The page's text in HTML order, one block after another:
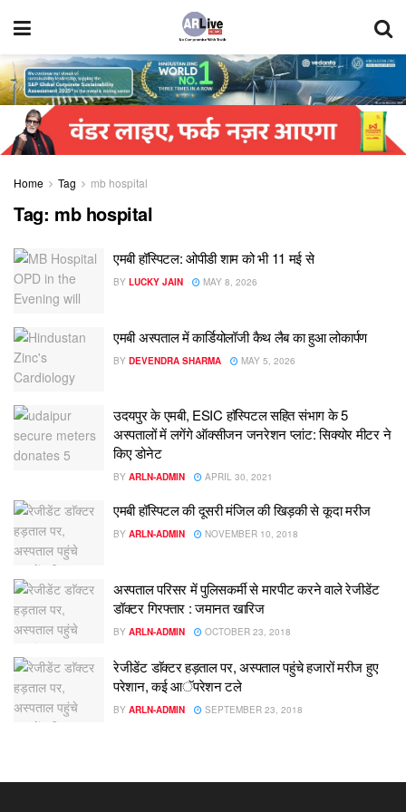
Home Tag mb hospital
Tag: mb hospital
एमबी हॉस्पिटल: ओपीडी शाम को भी 11 मई से
BY LUCKY JAIN MAY 8, 2026
एमबी अस्पताल में कार्डियोलॉजी कैथ लैब का हुआ लोकार्पण
BY DEVENDRA SHARMA MAY 5, 2026
उदयपुर के एमबी, ESIC हाॅस्पिटल सहित संभाग के 5
अस्पतालों में लगेंगे ऑक्सीजन जनरेशन प्लांट: सिक्योर मीटर ने
किए डोनेट
BY ARLN-ADMIN APRIL 30, 2021
एमबी हॉस्पिटल की दूसरी मंजिल की खिड़की से कूदा मरीज
BY ARLN-ADMIN NOVEMBER 10, 2018
अस्पताल परिसर में पुलिसकर्मी से मारपीट करने वाले रेजीडेंट
डॉक्टर गिरफ्तार : जमानत खारिज
BY ARLN-ADMIN OCTOBER 23, 2018
रेजीडेंट डाॅक्टर हड़ताल पर, अस्पताल पहुंचे हजारों मरीज हुए
परेशान, कई आॅपरेशन टले
BY ARLN-ADMIN SEPTEMBER 23, 2018